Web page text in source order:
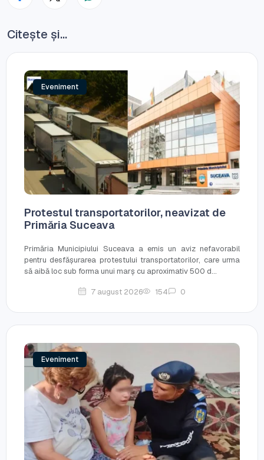
Citește și...
Eveniment
Protestul transportatorilor, neavizat de
Primăria Suceava
Primăria Municipiului Suceava a emis un aviz nefavorabil
pentru desfășurarea protestului transportatorilor, care urma
să aibă loc sub forma unui marș cu aproximativ 500 d...
7 august 2026 154 0
Eveniment